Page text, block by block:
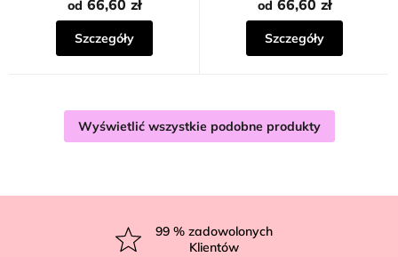
od 66,60 zł
Szczegóły
od 66,60 zł
Szczegóły
Wyświetlić wszystkie podobne produkty
99 % zadowolonych
Klientów